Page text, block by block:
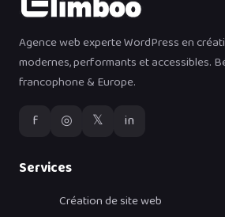
Agence web experte WordPress en
modernes, performants et accessibles.
francophone & Europe.
f ◎ 𝕏 in
Services
Création de site web